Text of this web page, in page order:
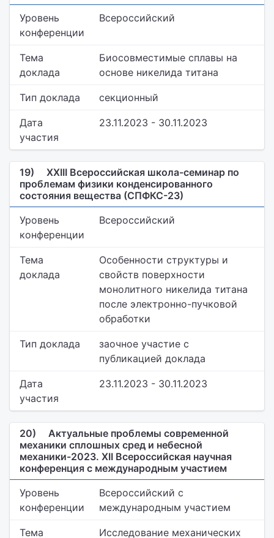
Уровень
конференции
Всероссийский
Тема
доклада
Биосовместимые сплавы на
основе никелида титана
Тип доклада секционный
Дата
участия
23.11.2023 - 30.11.2023
19)
XXIII Всероссийская школа-семинар по
проблемам физики конденсированного
состояния вещества (СПФКС-23)
Уровень
конференции
Всероссийский
Тема
доклада
Особенности структуры и
свойств поверхности
монолитного никелида титана
после электронно-пучковой
обработки
Тип доклада
заочное участие с
публикацией доклада
Дата
участия
23.11.2023 - 30.11.2023
20)
Актуальные проблемы современной
механики сплошных сред и небесной
механики-2023. XII Всероссийская научная
конференция с международным участием
Уровень
конференции
Всероссийский с
международным участием
Тема
Исследование механических